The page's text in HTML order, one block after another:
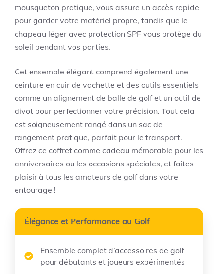
mousqueton pratique, vous assure un accès rapide
pour garder votre matériel propre, tandis que le
chapeau léger avec protection SPF vous protège du
soleil pendant vos parties.
Cet ensemble élégant comprend également une
ceinture en cuir de vachette et des outils essentiels
comme un alignement de balle de golf et un outil de
divot pour perfectionner votre précision. Tout cela
est soigneusement rangé dans un sac de
rangement pratique, parfait pour le transport.
Offrez ce coffret comme cadeau mémorable pour les
anniversaires ou les occasions spéciales, et faites
plaisir à tous les amateurs de golf dans votre
entourage !
Élégance et Performance au Golf
Ensemble complet d’accessoires de golf
pour débutants et joueurs expérimentés